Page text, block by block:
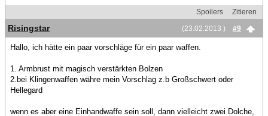
Spoilers
Zitieren
(23.02.2013 )
#9
Risingstar
Hallo, ich hätte ein paar vorschläge für ein paar waffen.
1. Armbrust mit magisch verstärkten Bolzen
2.bei Klingenwaffen währe mein Vorschlag z.b Großschwert oder
Hellegard
wenn es aber eine Einhandwaffe sein soll, dann vielleicht zwei Dolche,